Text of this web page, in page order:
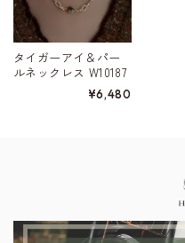
タイガーアイ＆パー
ルネックレス W10187
¥6,480